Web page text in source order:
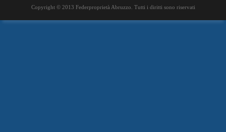
Copyright © 2013 Federproprietà Abruzzo. Tutti i diritti sono riservati